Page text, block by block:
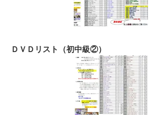
ＤＶＤリスト（初中級②）